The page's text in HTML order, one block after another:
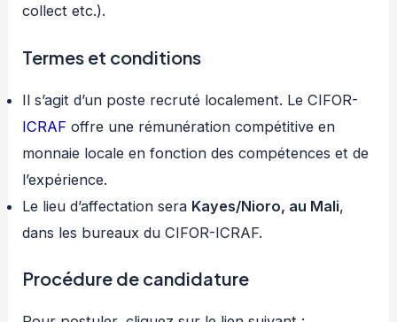
collect etc.).
Termes et conditions
Il s’agit d’un poste recruté localement. Le CIFOR-
ICRAF offre une rémunération compétitive en
monnaie locale en fonction des compétences et de
l’expérience.
Le lieu d’affectation sera Kayes/Nioro, au Mali,
dans les bureaux du CIFOR-ICRAF.
Procédure de candidature